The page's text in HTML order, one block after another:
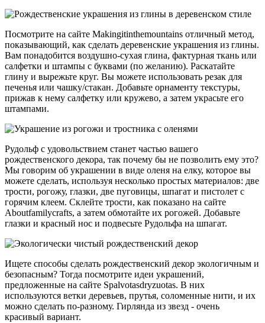
Посмотрите на сайте Makingitinthemountains отличный метод,
показывающий, как сделать деревенские украшения из глины.
Вам понадобится воздушно-сухая глина, фактурная ткань или
салфетки и штампы с буквами (по желанию). Раскатайте
глину и вырежьте круг. Вы можете использовать резак для
печенья или чашку/стакан. Добавьте орнаменту текстуры,
прижав к нему салфетку или кружево, а затем украсьте его
штампами.
Рудольф с удовольствием станет частью вашего
рождественского декора, так почему бы не позволить ему это?
Мы говорим об украшении в виде оленя на елку, которое вы
можете сделать, используя несколько простых материалов: две
трости, рогожу, глазки, две пуговицы, шпагат и пистолет с
горячим клеем. Склейте трости, как показано на сайте
Aboutfamilycrafts, а затем обмотайте их рогожей. Добавьте
глазки и красный нос и подвесьте Рудольфа на шпагат.
Ищете способы сделать рождественский декор экологичным и
безопасным? Тогда посмотрите идеи украшений,
предложенные на сайте Spalvotasdryzuotas. В них
используются ветки деревьев, прутья, соломенные нити, и их
можно сделать по-разному. Гирлянда из звезд - очень
красивый вариант.